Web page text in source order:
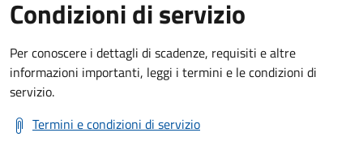
Condizioni di servizio
Per conoscere i dettagli di scadenze, requisiti e altre
informazioni importanti, leggi i termini e le condizioni di
servizio.
Termini e condizioni di servizio